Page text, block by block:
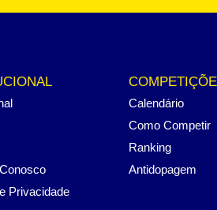
Privacidade
Calendário
Como Competir
Ranking
Antidopagem